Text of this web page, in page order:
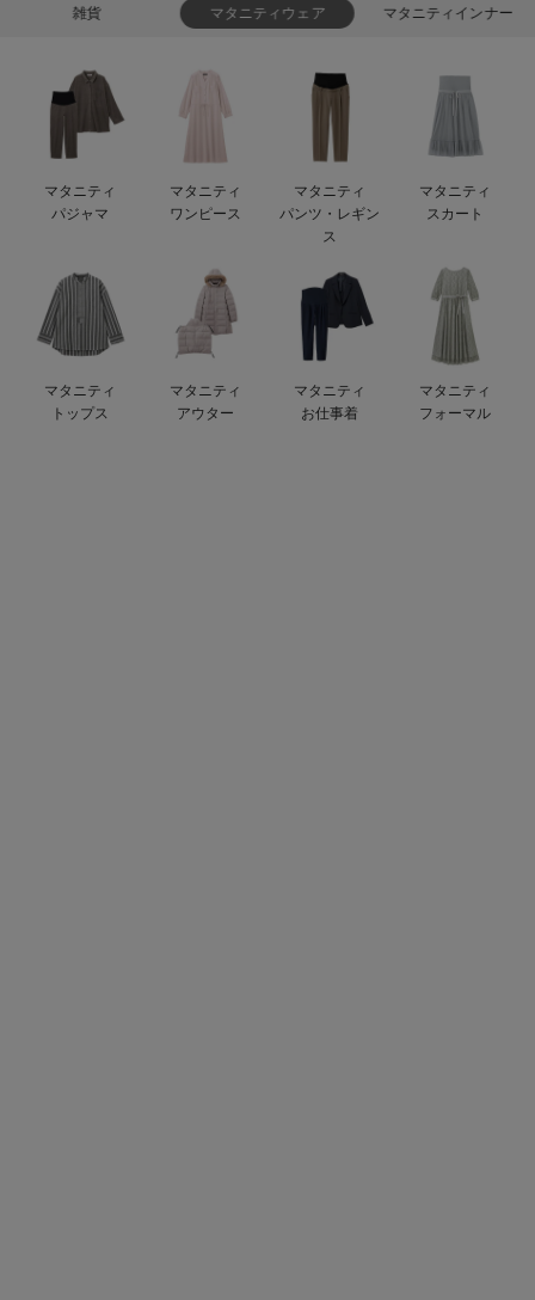
ベビー帽子（新生児・乳児）
新生児スリーパー・ベビーパジャマ
ベビー 小物
赤ちゃん 洗剤・洗濯用品・お掃除
赤ちゃん お風呂・ベビースキンケア
おむつ関連グッズ
快適機能ウェア特集 トップス
快適機能ウェア特集 ボトムス
快適機能ウェア特集 パジャマ
安心の日本製。先輩ママが買ってよかった！本当に必要な出産準備品
ハレの日に着るANGELIEBEのセレモニー
買って正解！高評価レビューアイテム
親子コーデ｜ママとベビーにおすすめ！
長く使えるアイテム
お部屋映えアイテム
雑貨 マタニティウェア マタニティインナー
マタニティ
パジャマ
マタニティ
ワンピース
マタニティ
パンツ・レギン
ス
マタニティ
スカート
マタニティ
トップス
マタニティ
アウター
マタニティ
お仕事着
マタニティ
フォーマル